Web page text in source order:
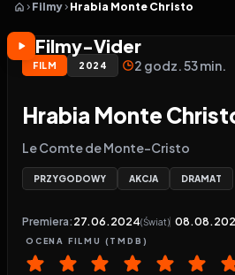
Filmy-Vider
Filmy Hrabia Monte Christo
FILM 2024 2 godz. 53 min.
Hrabia Monte
Le Comte de Monte-Cristo
PRZYGODOWY AKCJA DRAMAT
Premiera: 27.06.2024(Świat)
OCENA FILMU (TMDB)